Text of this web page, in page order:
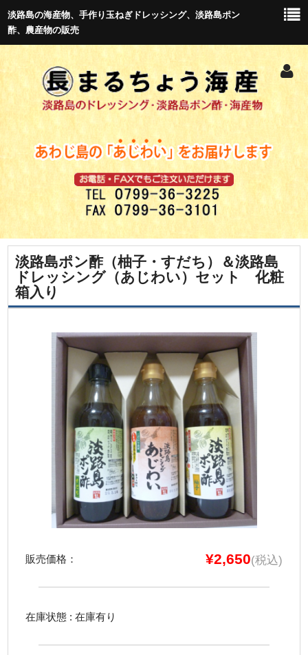
淡路島の海産物、手作り玉ねぎドレッシング、淡路島ポン
酢、農産物の販売
トップ
新商品紹介
お客様の声
送料について
カートの中を見る
淡路島ポン酢（柚子・すだち）＆淡路島
ドレッシング（あじわい）セット 化粧
箱入り
販売価格： ¥2,650(税込)
在庫状態 : 在庫有り